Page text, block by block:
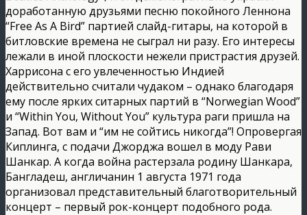
доработанную друзьями песню покойного Леннона
“Free As A Bird” партией слайд-гитары, на которой в
битловские времена не сыграл ни разу. Его интересы
лежали в иной плоскости нежели пристрастия друзей.
Харрисона с его увлеченностью Индией
действительно считали чудаком – однако благодаря
ему после ярких ситарных партий в “Norwegian Wood”
и “Within You, Without You” культура раги пришла на
Запад. Вот вам и “им не сойтись никогда”! Опровергая
Киплинга, с подачи Джорджа вошел в моду Рави
Шанкар. А когда война растерзала родину Шанкара,
Бангладеш, англичанин 1 августа 1971 года
организовал представительный благотворительный
концерт – первый рок-концерт подобного рода.